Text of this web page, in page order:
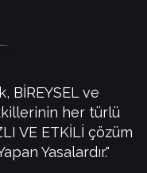
BİREYSEL ve
her türlü
VE ETKİLİ çözüm
Yasalardır."